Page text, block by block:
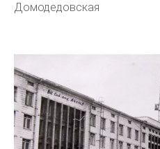
Домодедовская